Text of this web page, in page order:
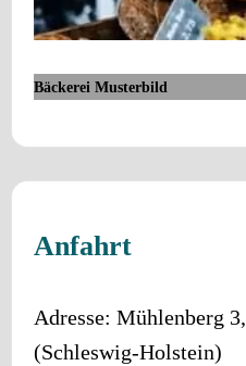
Bäckerei Musterbild
Anfahrt
Adresse: Mühlenberg 3,
(Schleswig-Holstein)